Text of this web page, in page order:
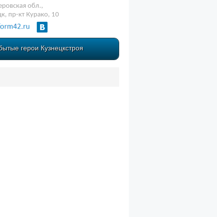
обл.,
пр-кт Курако, 10
герои Кузнецкстроя